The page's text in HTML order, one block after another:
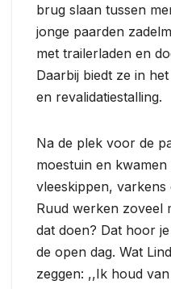
brug slaan tussen
jonge paarden
met trailerladen en
Daarbij biedt ze in
en revalidatiestalling.
Na de plek voor de
moestuin en
vleeskippen, varkens
Ruud werken zoveel
dat doen? Dat hoor
de open dag. Wat
zeggen: ,,Ik houd